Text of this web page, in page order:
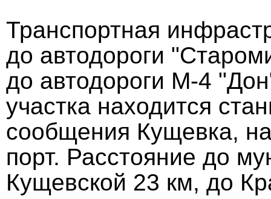
Транспортная
до автодороги
до автодороги М-4
участка находится
сообщения Кущевка,
порт. Расстояние до
Кущевской 23 км, до